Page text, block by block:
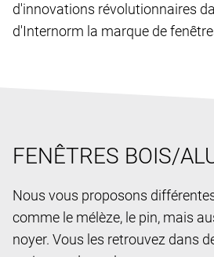
d'innovations révolutionnaires
d'Internorm la marque de
FENÊTRES BOIS/
Nous vous proposons
comme le mélèze, le pin, mais
noyer. Vous les retrouvez dans